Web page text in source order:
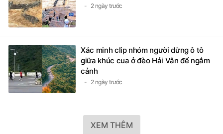
2 ngày trước
Xác minh clip nhóm người dừng ô tô
giữa khúc cua ở đèo Hải Vân để ngắm
cảnh
2 ngày trước
XEM THÊM